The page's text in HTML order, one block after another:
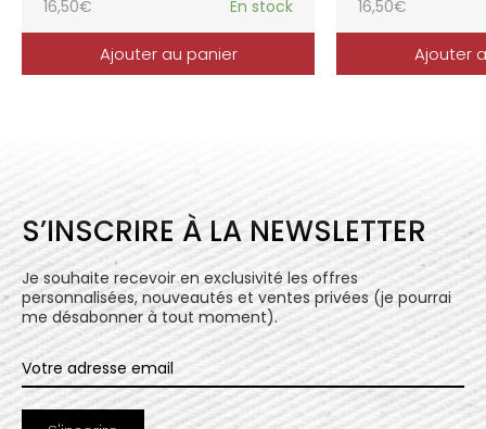
16,50€ En stock
Ajouter au panier
16,50€
Ajouter
S’INSCRIRE À LA NEWSLETTER
Je souhaite recevoir en exclusivité les offres
personnalisées, nouveautés et ventes privées (je pourrai
me désabonner à tout moment).